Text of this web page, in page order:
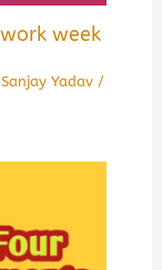
week
Sanjay Yadav /